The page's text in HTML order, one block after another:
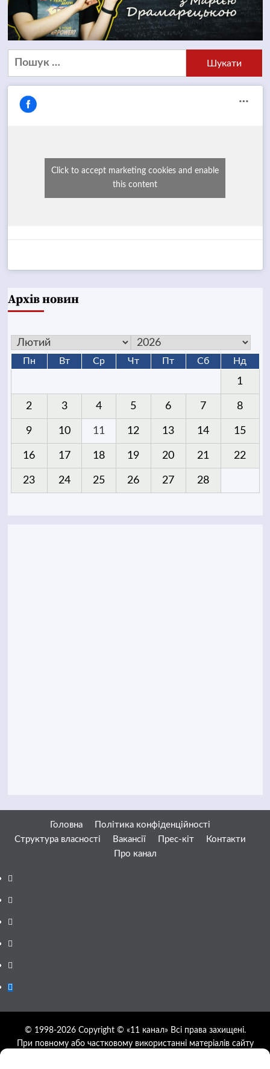
Пошук:
Click to accept marketing cookies and enable
this content
Архів новин
Пн Вт Ср Чт Пт Сб Нд
1
2 3 4 5 6 7 8
9 10 11 12 13 14 15
16 17 18 19 20 21 22
23 24 25 26 27 28
Головна
Політика конфіденційності
Структура власності
Вакансії Прес-кіт
Контакти
Про канал
Facebook
YouTube
Telegram
Instagram
Twitter
Google
© 1998-2026 Copyright © «11 канал» Всі права захищені.
При повному або частковому використанні матеріалів сайту